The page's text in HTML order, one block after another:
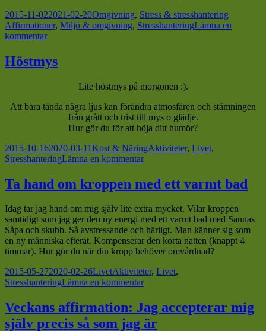
Postat
2015-11-022021-02-20Kategorier
Omgivning, Stress & stresshanteringTaggar
Affirmationer, Miljö & omgivning, StresshanteringLämna en
kommentartill
höst
Höstmys
Lite höstmys på morgonen :).
Att bara tända några ljus kan förändra atmosfären och stämningen
från grått och trist till mys o glädje.
Hur gör du för att höja ditt humör?
Postat
2015-10-162020-03-11Kategorier
Kost & NäringTaggar
Aktiviteter, Livet,
StresshanteringLämna en kommentartill
Ta hand om kroppen med ett varmt bad
Idag tar jag hand om mig själv lite extra mycket. Vilar kroppen
samtidigt som jag ger den ny energi med ett varmt bad med Sannas
Såpa och skubb. Så avstressande och härligt. Man känner sig som
en ny människa efteråt. Kompenserar den korta natten (knappt 4
timmar). Hur gör du när din kropp behöver omvårdnad?
Postat
2015-05-272020-02-26Kategorier
LivetTaggar
Aktiviteter, Livet,
StresshanteringLämna en kommentartill
hand
om
kroppen
Veckans affirmation: Jag accepterar mig
själv precis så som jag är